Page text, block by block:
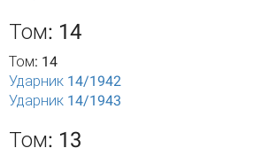
Том: 14
Том: 14
Ударник 14/1942
Ударник 14/1943
Том: 13